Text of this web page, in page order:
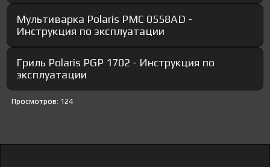
Мультиварка Polaris PMC 0558AD -
Инструкция по эксплуатации
Гриль Polaris PGP 1702 - Инструкция по
эксплуатации
Просмотров: 124